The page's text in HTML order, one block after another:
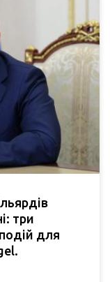
три
для